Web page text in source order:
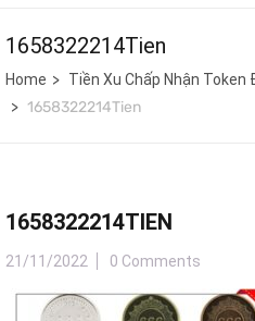
1658322214Tien
Home Tiền Xu Chấp Nhận Token
1658322214Tien
1658322214TIEN
21/11/2022 0 Comments